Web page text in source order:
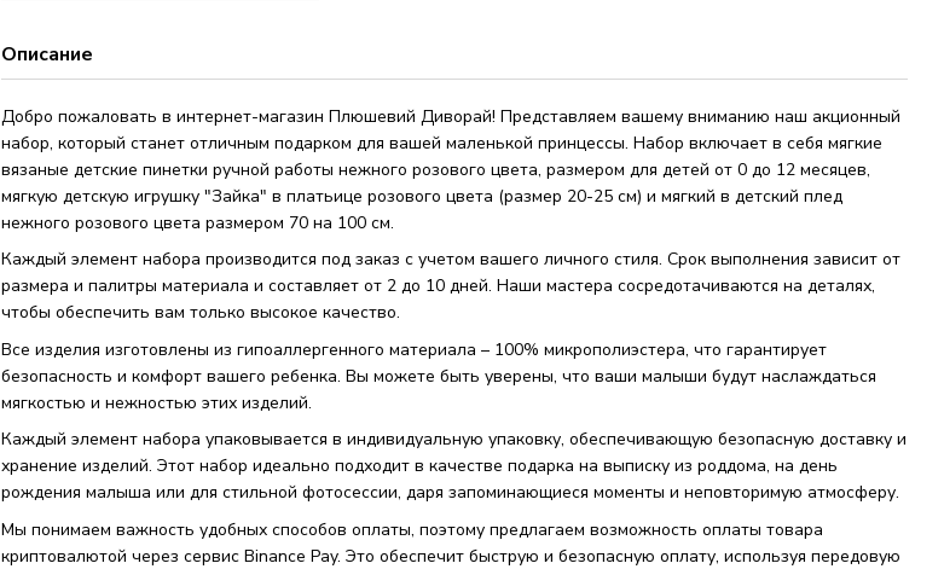
Описание
Добро пожаловать в интернет-магазин Плюшевий Диворай! Представляем вашему вниманию наш акционный
набор, который станет отличным подарком для вашей маленькой принцессы. Набор включает в себя мягкие
вязаные детские пинетки ручной работы нежного розового цвета, размером для детей от 0 до 12 месяцев,
мягкую детскую игрушку "Зайка" в платьице розового цвета (размер 20-25 см) и мягкий в детский плед
нежного розового цвета размером 70 на 100 см.
Каждый элемент набора производится под заказ с учетом вашего личного стиля. Срок выполнения зависит от
размера и палитры материала и составляет от 2 до 10 дней. Наши мастера сосредотачиваются на деталях,
чтобы обеспечить вам только высокое качество.
Все изделия изготовлены из гипоаллергенного материала – 100% микрополиэстера, что гарантирует
безопасность и комфорт вашего ребенка. Вы можете быть уверены, что ваши малыши будут наслаждаться
мягкостью и нежностью этих изделий.
Каждый элемент набора упаковывается в индивидуальную упаковку, обеспечивающую безопасную доставку и
хранение изделий. Этот набор идеально подходит в качестве подарка на выписку из роддома, на день
рождения малыша или для стильной фотосессии, даря запоминающиеся моменты и неповторимую атмосферу.
Мы понимаем важность удобных способов оплаты, поэтому предлагаем возможность оплаты товара
криптовалютой через сервис Binance Pay. Это обеспечит быструю и безопасную оплату, используя передовую